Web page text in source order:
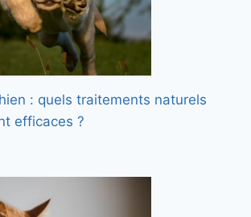
: quels traitements naturels
efficaces ?